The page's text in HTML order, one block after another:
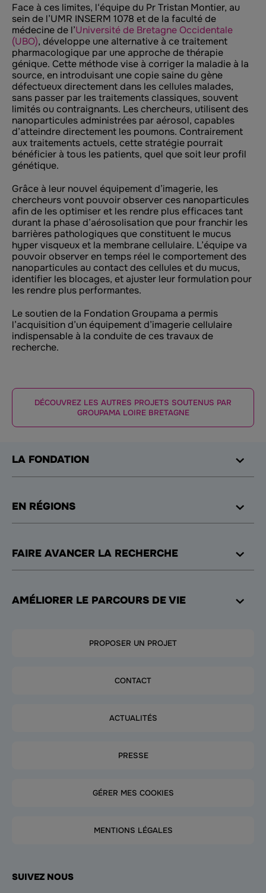
Face à ces limites, l‘équipe du Pr Tristan Montier, au
sein de l’UMR INSERM 1078 et de la faculté de
médecine de l’Université de Bretagne Occidentale
(UBO), développe une alternative à ce traitement
pharmacologique par une approche de thérapie
génique. Cette méthode vise à corriger la maladie à la
source, en introduisant une copie saine du gène
défectueux directement dans les cellules malades,
sans passer par les traitements classiques, souvent
limités ou contraignants. Les chercheurs, utilisent des
nanoparticules administrées par aérosol, capables
d’atteindre directement les poumons. Contrairement
aux traitements actuels, cette stratégie pourrait
bénéficier à tous les patients, quel que soit leur profil
génétique.
Grâce à leur nouvel équipement d’imagerie, les
chercheurs vont pouvoir observer ces nanoparticules
afin de les optimiser et les rendre plus efficaces tant
durant la phase d’aérosolisation que pour franchir les
barrières pathologiques que constituent le mucus
hyper visqueux et la membrane cellulaire. L’équipe va
pouvoir observer en temps réel le comportement des
nanoparticules au contact des cellules et du mucus,
identifier les blocages, et ajuster leur formulation pour
les rendre plus performantes.
Le soutien de la Fondation Groupama a permis
l’acquisition d’un équipement d’imagerie cellulaire
indispensable à la conduite de ces travaux de
recherche.
DÉCOUVREZ LES AUTRES PROJETS SOUTENUS PAR
GROUPAMA LOIRE BRETAGNE
LA FONDATION
EN RÉGIONS
FAIRE AVANCER LA RECHERCHE
AMÉLIORER LE PARCOURS DE VIE
SUIVEZ NOUS
PROPOSER UN PROJET
CONTACT
ACTUALITÉS
PRESSE
GÉRER MES COOKIES
MENTIONS LÉGALES